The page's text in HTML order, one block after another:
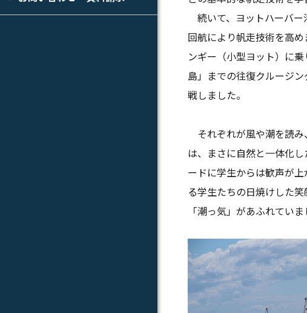
続いて、ヨットハーバー
回航により帆走技術を高
ンギー（小型ヨット）に
島」までの往復クルージ
戦しました。
それぞれが風や潮を読
は、まさに自然と一体化
ードに学生からは歓声が
る学生たちの日焼けした
「潮っ気」があふれていま